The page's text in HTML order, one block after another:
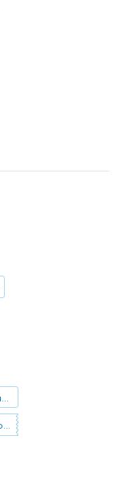
общественная деятельность